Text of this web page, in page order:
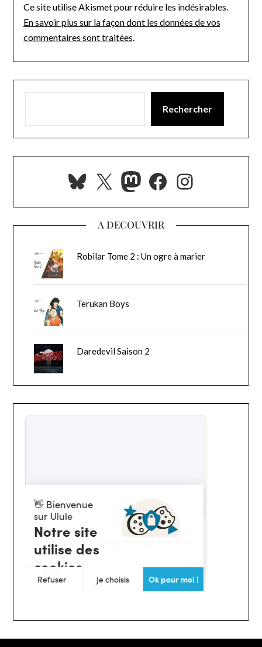
Ce site utilise Akismet pour réduire les indésirables.
En savoir plus sur la façon dont les données de vos
commentaires sont traitées.
Rechercher
Bluesky
X Mastodon
Facebook
A DECOUVRIR
Robilar Tome 2 : Un ogre à marier
Terukan Boys
Daredevil Saison 2